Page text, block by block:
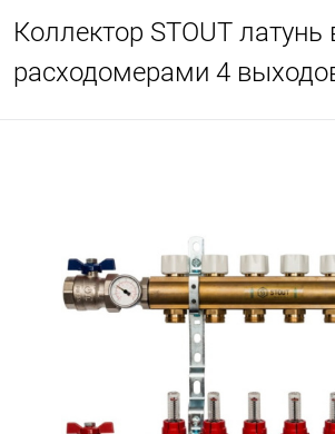
Коллектор STOUT латунь
расходомерами 4